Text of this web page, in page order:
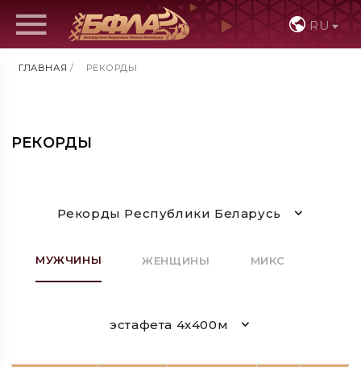
RU
ГЛАВНАЯ / РЕКОРДЫ
РЕКОРДЫ
Рекорды Республики Беларусь
МУЖЧИНЫ ЖЕНЩИНЫ МИКС
эстафета 4х400м